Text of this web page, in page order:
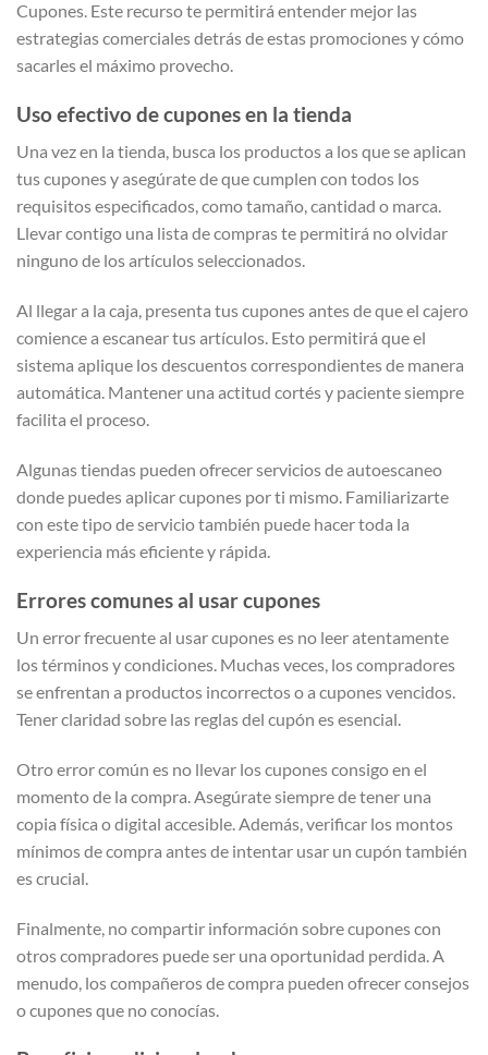
Cupones. Este recurso te permitirá entender mejor las
estrategias comerciales detrás de estas promociones y cómo
sacarles el máximo provecho.
Uso efectivo de cupones en la tienda
Una vez en la tienda, busca los productos a los que se aplican
tus cupones y asegúrate de que cumplen con todos los
requisitos especificados, como tamaño, cantidad o marca.
Llevar contigo una lista de compras te permitirá no olvidar
ninguno de los artículos seleccionados.
Al llegar a la caja, presenta tus cupones antes de que el cajero
comience a escanear tus artículos. Esto permitirá que el
sistema aplique los descuentos correspondientes de manera
automática. Mantener una actitud cortés y paciente siempre
facilita el proceso.
Algunas tiendas pueden ofrecer servicios de autoescaneo
donde puedes aplicar cupones por ti mismo. Familiarizarte
con este tipo de servicio también puede hacer toda la
experiencia más eficiente y rápida.
Errores comunes al usar cupones
Un error frecuente al usar cupones es no leer atentamente
los términos y condiciones. Muchas veces, los compradores
se enfrentan a productos incorrectos o a cupones vencidos.
Tener claridad sobre las reglas del cupón es esencial.
Otro error común es no llevar los cupones consigo en el
momento de la compra. Asegúrate siempre de tener una
copia física o digital accesible. Además, verificar los montos
mínimos de compra antes de intentar usar un cupón también
es crucial.
Finalmente, no compartir información sobre cupones con
otros compradores puede ser una oportunidad perdida. A
menudo, los compañeros de compra pueden ofrecer consejos
o cupones que no conocías.